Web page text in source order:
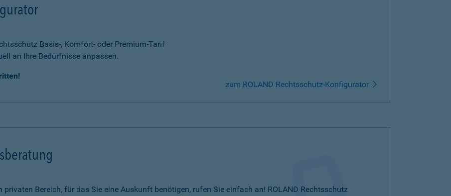
Basis-, Komfort- oder Premium-Tarif
an Ihre Bedürfnisse anpassen.
zum ROLAND Rechtsschutz-Konfigurator
privaten Bereich, für das Sie eine Auskunft benötigen, rufen Sie einfach an! ROLAND Rechtsschutz